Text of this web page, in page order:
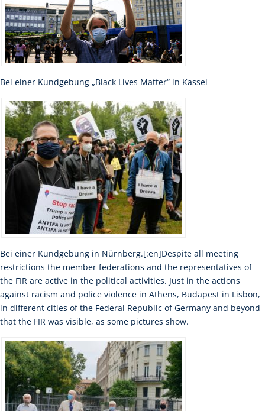
Bei einer Kundgebung „Black Lives Matter“ in Kassel
Bei einer Kundgebung in Nürnberg.[:en]Despite all meeting
restrictions the member federations and the representatives of
the FIR are active in the political activities. Just in the actions
against racism and police violence in Athens, Budapest in Lisbon,
in different cities of the Federal Republic of Germany and beyond
that the FIR was visible, as some pictures show.